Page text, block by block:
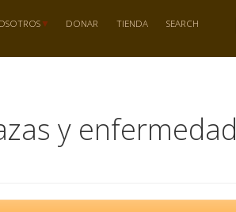
DONAR TIENDA SEARCH
y enfermedad